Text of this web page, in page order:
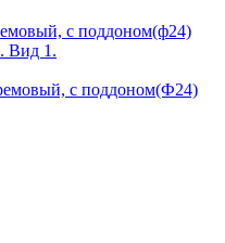
с поддоном(Ф24)